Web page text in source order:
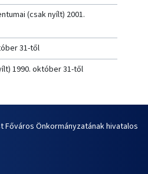
(csak nyílt) 2001.
31-től
1990. október 31-től
Főváros Önkormányzatának hivatalos